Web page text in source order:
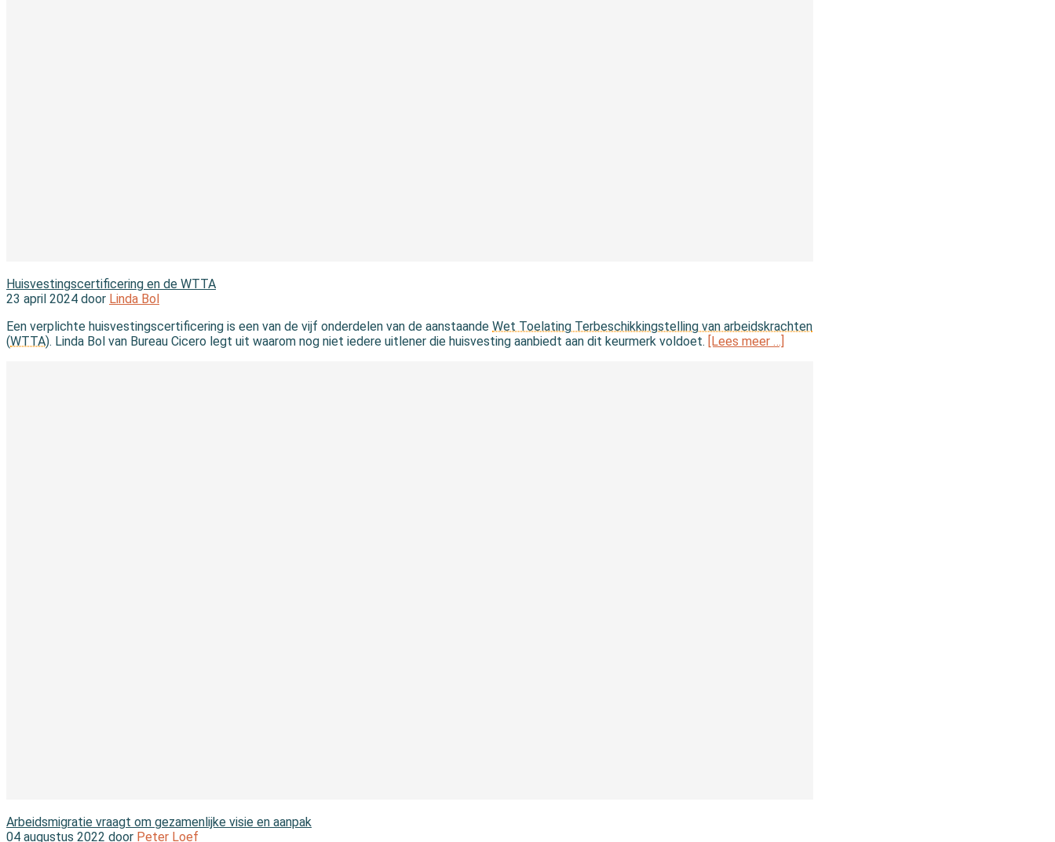
Huisvestingscertificering en de WTTA
23 april 2024 door Linda Bol
Een verplichte huisvestingscertificering is een van de vijf onderdelen van de aanstaande Wet Toelating Terbeschikkingstelling van arbeidskrachten
(WTTA). Linda Bol van Bureau Cicero legt uit waarom nog niet iedere uitlener die huisvesting aanbiedt aan dit keurmerk voldoet. [Lees meer …]
Arbeidsmigratie vraagt om gezamenlijke visie en aanpak
04 augustus 2022 door Peter Loef